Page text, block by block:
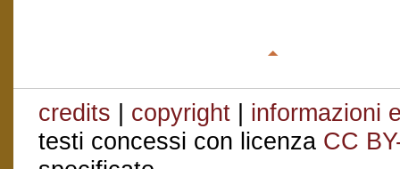
credits | copyright | informazioni
testi concessi con licenza CC